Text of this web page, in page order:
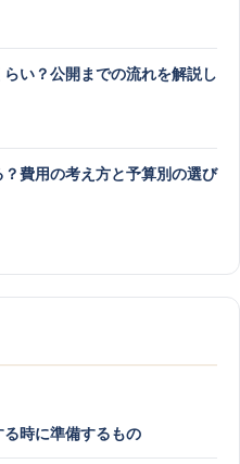
い？公開までの流れを解説し
費用の考え方と予算別の選び
時に準備するもの